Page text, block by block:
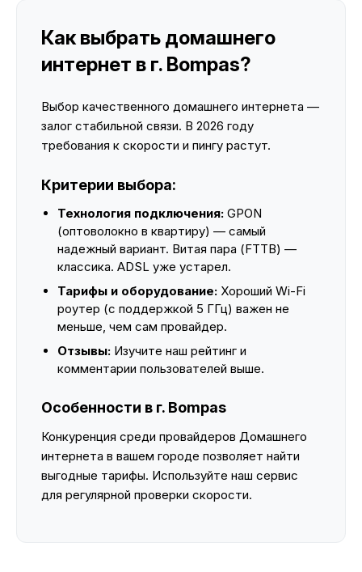
Как выбрать домашнего
интернет в г. Bompas?
Выбор качественного домашнего интернета —
залог стабильной связи. В 2026 году
требования к скорости и пингу растут.
Критерии выбора:
Технология подключения: GPON
(оптоволокно в квартиру) — самый
надежный вариант. Витая пара (FTTB) —
классика. ADSL уже устарел.
Тарифы и оборудование: Хороший Wi-Fi
роутер (с поддержкой 5 ГГц) важен не
меньше, чем сам провайдер.
Отзывы: Изучите наш рейтинг и
комментарии пользователей выше.
Особенности в г. Bompas
Конкуренция среди провайдеров Домашнего
интернета в вашем городе позволяет найти
выгодные тарифы. Используйте наш сервис
для регулярной проверки скорости.